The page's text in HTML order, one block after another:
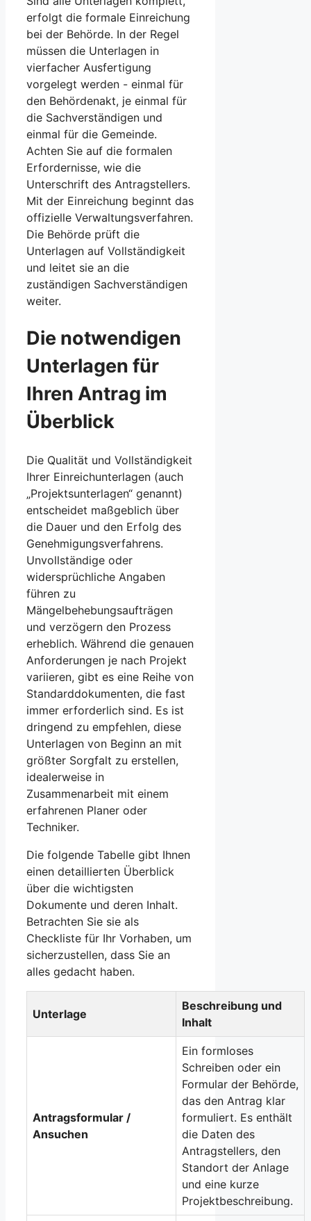
erfolgt die formale Einreichung
bei der Behörde. In der Regel
müssen die Unterlagen in
vierfacher Ausfertigung
vorgelegt werden - einmal für
den Behördenakt, je einmal für
die Sachverständigen und
einmal für die Gemeinde.
Achten Sie auf die formalen
Erfordernisse, wie die
Unterschrift des Antragstellers.
Mit der Einreichung beginnt das
offizielle Verwaltungsverfahren.
Die Behörde prüft die
Unterlagen auf Vollständigkeit
und leitet sie an die
zuständigen Sachverständigen
weiter.
Die notwendigen
Unterlagen für
Ihren Antrag im
Überblick
Die Qualität und Vollständigkeit
Ihrer Einreichunterlagen (auch
„Projektsunterlagen“ genannt)
entscheidet maßgeblich über
die Dauer und den Erfolg des
Genehmigungsverfahrens.
Unvollständige oder
widersprüchliche Angaben
führen zu
Mängelbehebungsaufträgen
und verzögern den Prozess
erheblich. Während die genauen
Anforderungen je nach Projekt
variieren, gibt es eine Reihe von
Standarddokumenten, die fast
immer erforderlich sind. Es ist
dringend zu empfehlen, diese
Unterlagen von Beginn an mit
größter Sorgfalt zu erstellen,
idealerweise in
Zusammenarbeit mit einem
erfahrenen Planer oder
Techniker.
Die folgende Tabelle gibt Ihnen
einen detaillierten Überblick
über die wichtigsten
Dokumente und deren Inhalt.
Betrachten Sie sie als
Checkliste für Ihr Vorhaben, um
sicherzustellen, dass Sie an
alles gedacht haben.
Unterlage
Beschreibung und
Inhalt
Antragsformular /
Ansuchen
Ein formloses
Schreiben oder ein
Formular der Behörde,
das den Antrag klar
formuliert. Es enthält
die Daten des
Antragstellers, den
Standort der Anlage
und eine kurze
Projektbeschreibung.